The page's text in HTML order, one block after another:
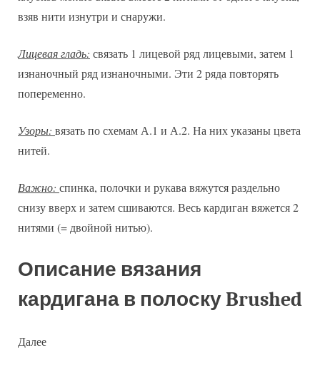
взяв нити изнутри и снаружи.
Лицевая гладь: связать 1 лицевой ряд лицевыми, затем 1
изнаночный ряд изнаночными. Эти 2 ряда повторять
попеременно.
Узоры: вязать по схемам А.1 и А.2. На них указаны цвета
нитей.
Важно: спинка, полочки и рукава вяжутся раздельно
снизу вверх и затем сшиваются. Весь кардиган вяжется 2
нитями (= двойной нитью).
Описание вязания
кардигана в полоску Brushed
Далее